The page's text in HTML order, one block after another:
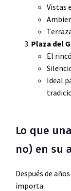
Vistas
Plaza del
El
Ideal
Lo que
no) en su
Después de
importa: